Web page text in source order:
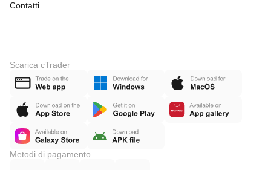
Contatti
Scarica cTrader
Metodi di pagamento